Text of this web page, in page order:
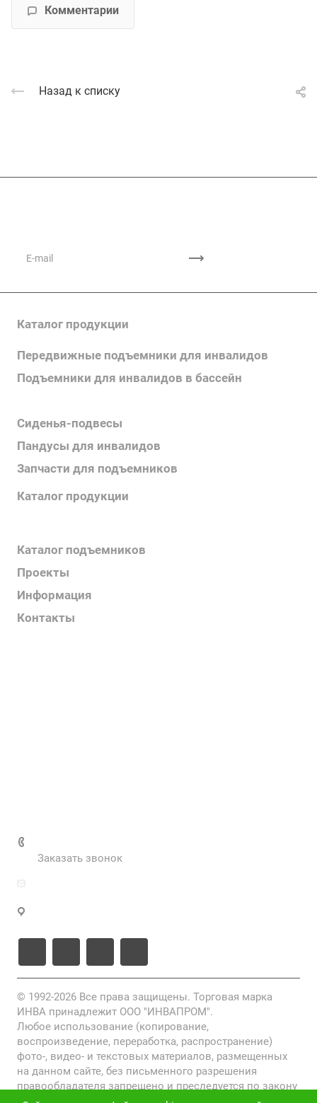
Комментарии
Назад к списку
Каталог продукции
Передвижные подъемники для инвалидов
Подъемники для инвалидов в бассейн
Сиденья-подвесы
Пандусы для инвалидов
Запчасти для подъемников
Каталог продукции
Каталог подъемников
Проекты
Информация
Контакты
Заказать звонок
© 1992-2026 Все права защищены. Торговая марка
ИНВА принадлежит ООО "ИНВАПРОМ".
Любое использование (копирование,
воспроизведение, переработка, распространение)
фото-, видео- и текстовых материалов, размещенных
на данном сайте, без письменного разрешения
правообладателя запрещено и преследуется по закону